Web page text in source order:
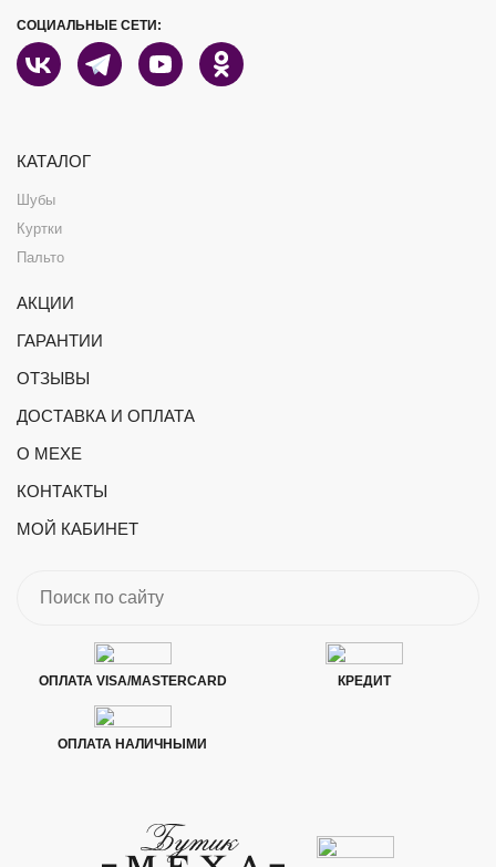
СОЦИАЛЬНЫЕ СЕТИ:
КАТАЛОГ
Шубы
Куртки
Пальто
АКЦИИ
ГАРАНТИИ
ОТЗЫВЫ
ДОСТАВКА И ОПЛАТА
О МЕХЕ
КОНТАКТЫ
МОЙ КАБИНЕТ
ОПЛАТА VISA/MASTERCARD КРЕДИТ
ОПЛАТА НАЛИЧНЫМИ